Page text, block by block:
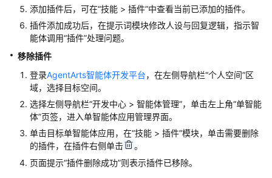
用
话
体
验
调
试
应
置
添加插件后，可在“技能 > 插件”中查看当前已添加的插件。
插件添加成功后，在提示词模块修改人设与回复逻辑，指示智
能体调用“插件”处理问题。
移除插件
登录AgentArts智能体开发平台，在左侧导航栏“个人空间”区
域，选择目标空间。
选择左侧导航栏“开发中心 > 智能体管理”，单击左上角“单智能
体”页签，进入单智能体应用管理界面。
单击目标单智能体应用，在“技能 > 插件”模块，单击需要删除
的插件，在插件右侧单击
。
页面提示“插件删除成功”则表示插件已移除。